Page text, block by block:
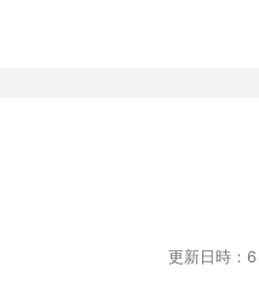
更新日時：